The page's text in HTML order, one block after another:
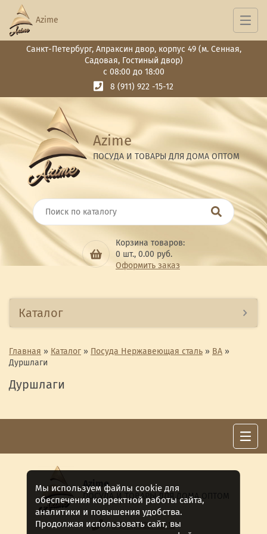
Санкт-Петербург, Апраксин двор, корпус 49 (м. Сенная,
Садовая, Гостиный двор)
с 08:00 до 18:00
8 (911) 922 -15-12
Azime
ПОСУДА И ТОВАРЫ ДЛЯ ДОМА ОПТОМ
Корзина товаров:
0 шт., 0.00 руб.
Оформить заказ
Azime
Каталог
Главная » Каталог » Посуда Нержавеющая сталь » ВА »
Дуршлаги
Дуршлаги
Azime
ПОСУДА И ТОВАРЫ ДЛЯ ДОМА ОПТОМ
8 (911) 922 -15-12
Мы используем файлы cookie для
обеспечения корректной работы сайта,
аналитики и повышения удобства.
Продолжая использовать сайт, вы